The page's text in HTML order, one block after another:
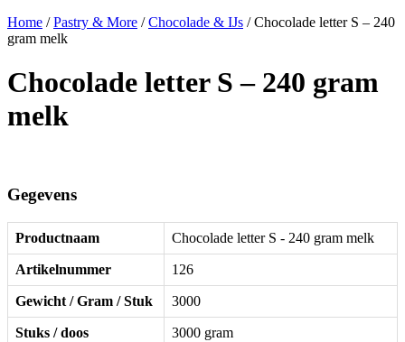
Home /Pastry & More /Chocolade & IJs / Chocolade letter S – 240
gram melk
Chocolade letter S – 240 gram
melk
Gegevens
Productnaam Chocolade letter S - 240 gram melk
Artikelnummer 126
Gewicht / Gram / Stuk 3000
Stuks / doos 3000 gram